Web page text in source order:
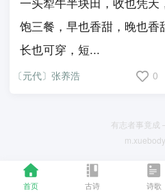
首页 古诗 诗歌
饱三餐，早也香甜，晚也香
长也可穿，短...
〔元代〕张养浩 0
有志者事竟成